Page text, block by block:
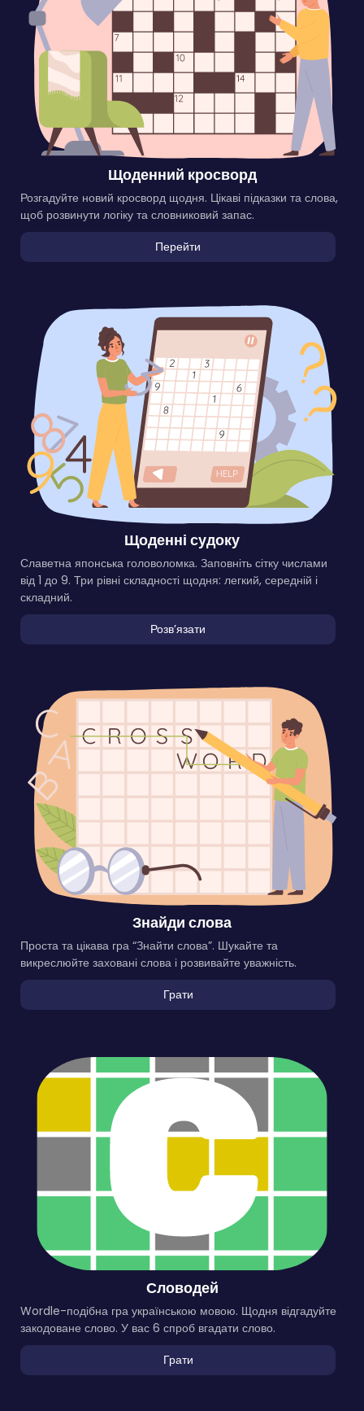
Щоденний кросворд
Розгадуйте новий кросворд щодня. Цікаві підказки та слова,
щоб розвинути логіку та словниковий запас.
Перейти
Щоденні судоку
Славетна японська головоломка. Заповніть сітку числами
від 1 до 9. Три рівні складності щодня: легкий, середній і
складний.
Розвʼязати
Знайди слова
Проста та цікава гра “Знайти слова”. Шукайте та
викреслюйте заховані слова і розвивайте уважність.
Грати
Словодей
Wordle-подібна гра українською мовою. Щодня відгадуйте
закодоване слово. У вас 6 спроб вгадати слово.
Грати